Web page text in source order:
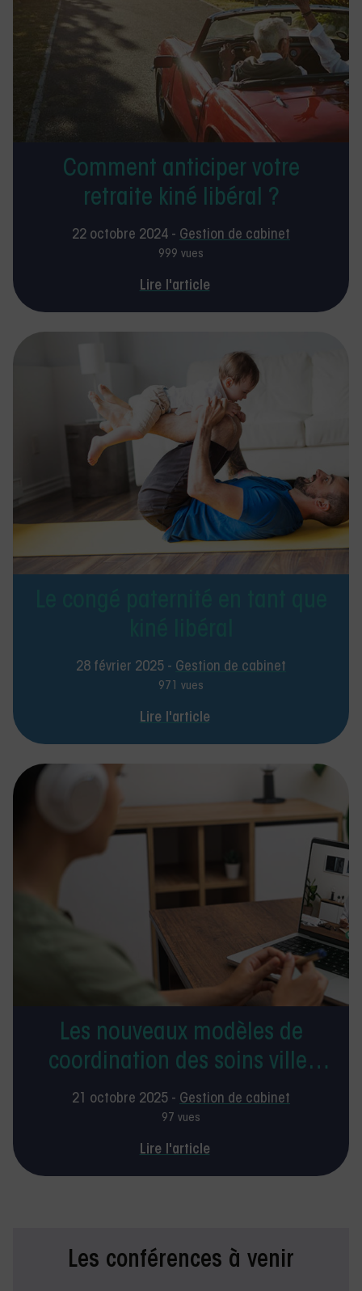
Comment anticiper votre
retraite kiné libéral ?
22 octobre 2024 - Gestion de cabinet
999 vues
Lire l'article
28 février 2025 - Gestion de cabinet
971 vues
Lire l'article
Les nouveaux modèles de
coordination des soins ville-
hôpital : quelle place pour le
kiné libéral ?
21 octobre 2025 - Gestion de cabinet
97 vues
Lire l'article
Les conférences à venir